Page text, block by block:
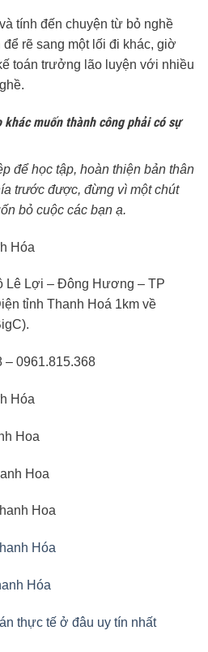
tính đến chuyện từ bỏ nghề
rẽ sang một lối đi khác, giờ
toán trưởng lão luyện với nhiều
muốn thành công phải có sự
để học tập, hoàn thiện bản thân
trước được, đừng vì một chút
bỏ cuộc các bạn ạ.
Hóa
Lê Lợi – Đông Hương – TP
tỉnh Thanh Hoá 1km về
– 0961.815.368
Hóa
Hoa
Hoa
Hoa
Hóa
Hóa
thực tế ở đâu uy tín nhất